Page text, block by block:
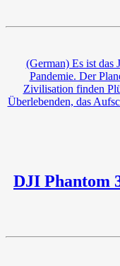
(German) Es ist das
Pandemie. Der
Zivilisation finden
Überlebenden, das
DJI Phantom